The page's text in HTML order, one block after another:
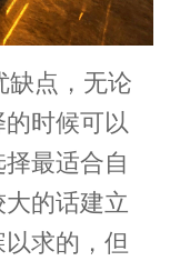
点，无论
时候可以
最适合自
的话建立
求的，但